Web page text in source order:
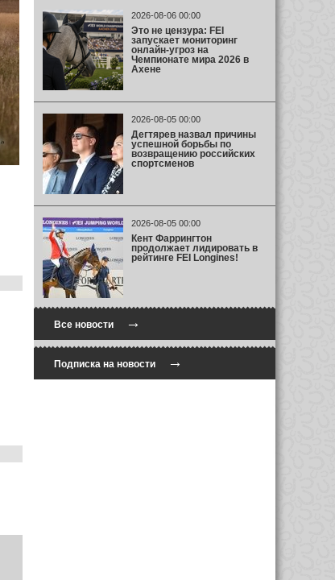
2026-08-06 00:00
Это не цензура: FEI
запускает мониторинг
онлайн-угроз на
Чемпионате мира 2026 в
Ахене
2026-08-05 00:00
Дегтярев назвал причины
успешной борьбы по
возвращению российских
спортсменов
2026-08-05 00:00
Кент Фаррингтон
продолжает лидировать в
рейтинге FEI Longines!
Все новости→
Подписка на новости→